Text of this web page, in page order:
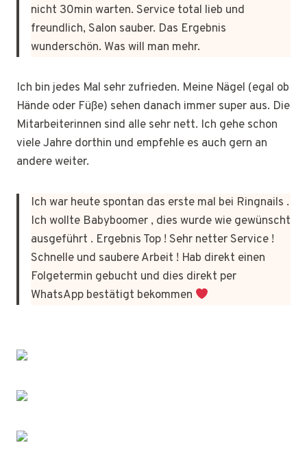
nicht 30min warten. Service total lieb und
freundlich, Salon sauber. Das Ergebnis
wunderschön. Was will man mehr.
Ich bin jedes Mal sehr zufrieden. Meine Nägel (egal ob
Hände oder Füße) sehen danach immer super aus. Die
Mitarbeiterinnen sind alle sehr nett. Ich gehe schon
viele Jahre dorthin und empfehle es auch gern an
andere weiter.
Ich war heute spontan das erste mal bei Ringnails .
Ich wollte Babyboomer , dies wurde wie gewünscht
ausgeführt . Ergebnis Top ! Sehr netter Service !
Schnelle und saubere Arbeit ! Hab direkt einen
Folgetermin gebucht und dies direkt per
WhatsApp bestätigt bekommen